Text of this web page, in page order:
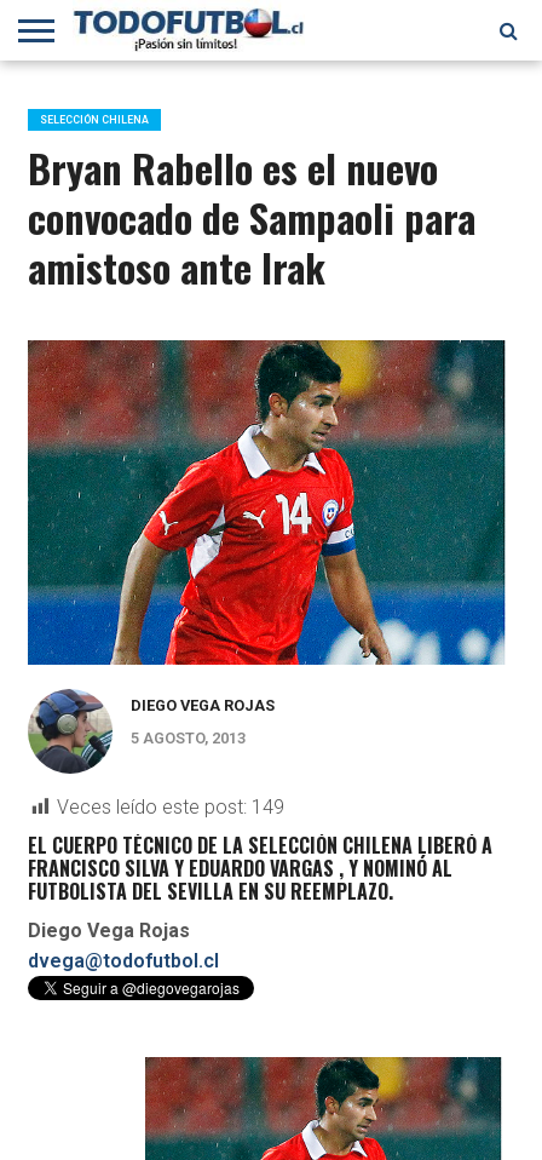
PRIMERA
B
SELECCIÓN
CHILENA
CHILENOS
EN EL
MUNDO
FÚTBOL
INTERNACIONAL
SELECCIÓN CHILENA
Bryan Rabello es el nuevo
convocado de Sampaoli para
amistoso ante Irak
DIEGO VEGA ROJAS
5 AGOSTO, 2013
Veces leído este post: 149
EL CUERPO TÉCNICO DE LA SELECCIÓN CHILENA LIBERÓ A
FRANCISCO SILVA Y EDUARDO VARGAS , Y NOMINÓ AL
FUTBOLISTA DEL SEVILLA EN SU REEMPLAZO.
Diego Vega Rojas
dvega@todofutbol.cl